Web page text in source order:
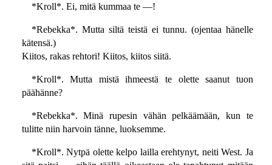
*Kroll*. Ei, mitä kummaa te —!
*Rebekka*. Mutta siltä teistä ei tunnu. (ojentaa hänelle
kätensä.)
Kiitos, rakas rehtori! Kiitos, kiitos siitä.
*Kroll*. Mutta mistä ihmeestä te olette saanut tuon
päähänne?
*Rebekka*. Minä rupesin vähän pelkäämään, kun te
tulitte niin harvoin tänne, luoksemme.
*Kroll*. Nytpä olette kelpo lailla erehtynyt, neiti West. Ja